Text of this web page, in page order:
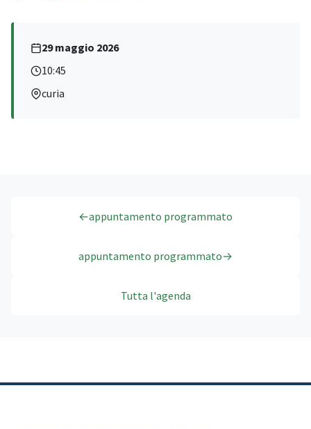
29 maggio 2026
10:45
curia
←appuntamento programmato
appuntamento programmato→
Tutta l'agenda